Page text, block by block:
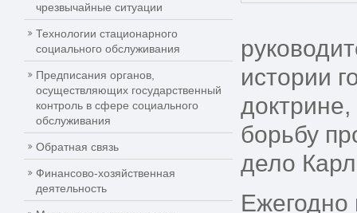
чрезвычайные ситуации
Технологии стационарного
социального обслуживания
Предписания органов,
осуществляющих государственный
контроль в сфере социального
обслуживания
Обратная связь
Финансово-хозяйственная
деятельность
истории
борьбу
дело
Ежегодно